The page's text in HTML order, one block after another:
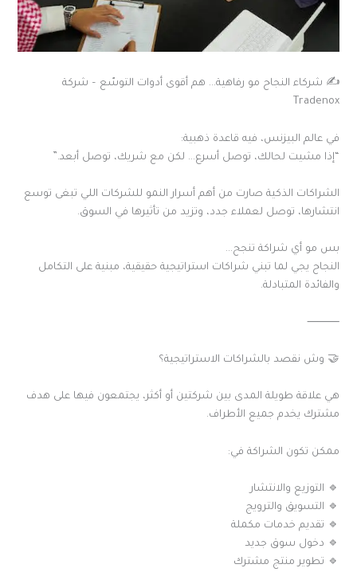
✍️ شركاء النجاح مو رفاهية… هم أقوى أدوات التوسّع – شركة
Tradenox
في عالم البيزنس، فيه قاعدة ذهبية:
“إذا مشيت لحالك، توصل أسرع… لكن مع شريك، توصل أبعد.”
الشراكات الذكية صارت من أهم أسرار النمو للشركات اللي تبغى توسع
انتشارها، توصل لعملاء جدد، وتزيد من تأثيرها في السوق.
بس مو أي شراكة تنجح…
النجاح يجي لما تبني شراكات استراتيجية حقيقية، مبنية على التكامل
والفائدة المتبادلة.
⸻
🤝 وش نقصد بالشراكات الاستراتيجية؟
هي علاقة طويلة المدى بين شركتين أو أكثر، يجتمعون فيها على هدف
مشترك يخدم جميع الأطراف.
ممكن تكون الشراكة في:
🔹 التوزيع والانتشار
🔹 التسويق والترويج
🔹 تقديم خدمات مكملة
🔹 دخول سوق جديد
🔹 تطوير منتج مشترك